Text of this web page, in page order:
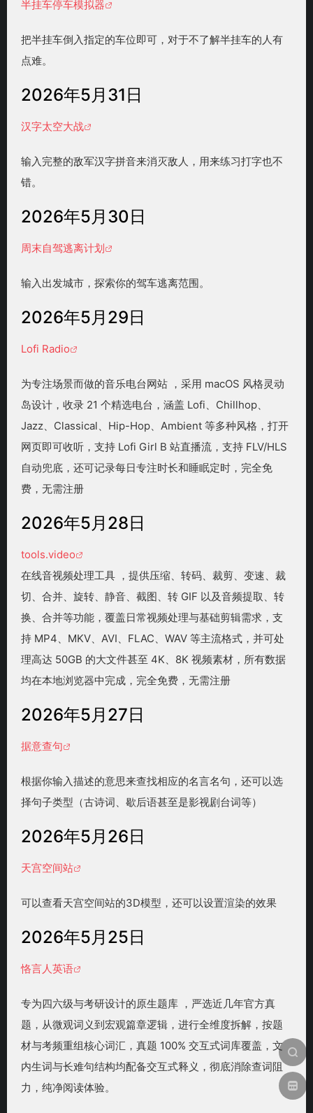
半挂车停车模拟器
把半挂车倒入指定的车位即可，对于不了解半挂车的人有
点难。
2026年5月31日
汉字太空大战
输入完整的敌军汉字拼音来消灭敌人，用来练习打字也不
错。
2026年5月30日
周末自驾逃离计划
输入出发城市，探索你的驾车逃离范围。
2026年5月29日
Lofi Radio
为专注场景而做的音乐电台网站 ，采用 macOS 风格灵动
岛设计，收录 21 个精选电台，涵盖 Lofi、Chillhop、
Jazz、Classical、Hip-Hop、Ambient 等多种风格，打开
网页即可收听，支持 Lofi Girl B 站直播流，支持 FLV/HLS
自动兜底，还可记录每日专注时长和睡眠定时，完全免
费，无需注册
2026年5月28日
tools.video
在线音视频处理工具 ，提供压缩、转码、裁剪、变速、裁
切、合并、旋转、静音、截图、转 GIF 以及音频提取、转
换、合并等功能，覆盖日常视频处理与基础剪辑需求，支
持 MP4、MKV、AVI、FLAC、WAV 等主流格式，并可处
理高达 50GB 的大文件甚至 4K、8K 视频素材，所有数据
均在本地浏览器中完成，完全免费，无需注册
2026年5月27日
据意查句
根据你输入描述的意思来查找相应的名言名句，还可以选
择句子类型（古诗词、歇后语甚至是影视剧台词等）
2026年5月26日
天宫空间站
可以查看天宫空间站的3D模型，还可以设置渲染的效果
2026年5月25日
恪言人英语
专为四六级与考研设计的原生题库 ，严选近几年官方真
题，从微观词义到宏观篇章逻辑，进行全维度拆解，按题
材与考频重组核心词汇，真题 100% 交互式词库覆盖，文
内生词与长难句结构均配备交互式释义，彻底消除查词阻
力，纯净阅读体验。